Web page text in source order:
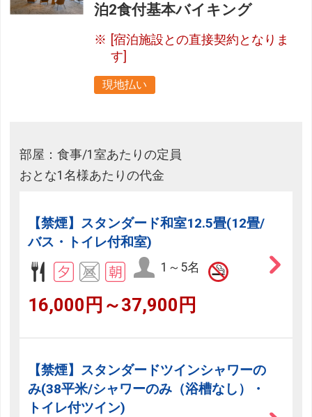
泊2食付基本バイキング
[宿泊施設との直接契約となりま
す]
現地払い
部屋：食事/1室あたりの定員
おとな1名様あたりの代金
【禁煙】スタンダード和室12.5畳(12畳/
バス・トイレ付和室)
1～5名
16,000円～37,900円
【禁煙】スタンダードツインシャワーの
み(38平米/シャワーのみ（浴槽なし）・
トイレ付ツイン)